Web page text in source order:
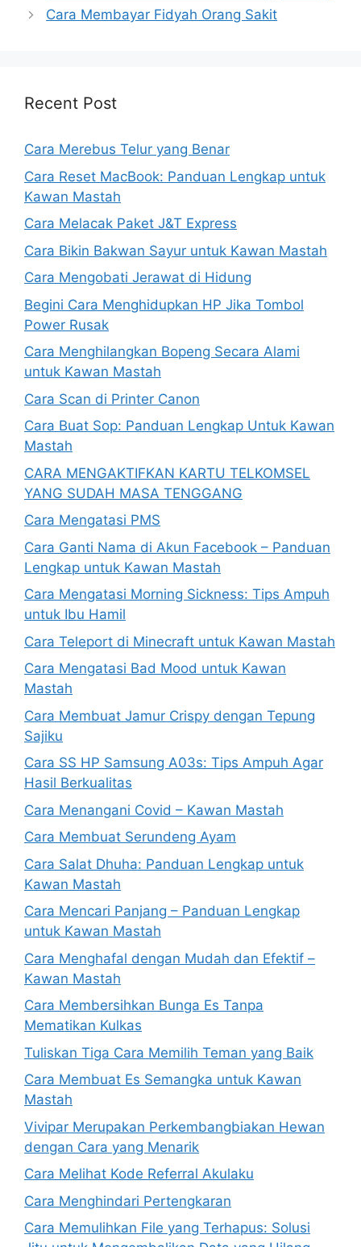
Cara Membayar Fidyah Orang Sakit
Recent Post
Cara Merebus Telur yang Benar
Cara Reset MacBook: Panduan Lengkap untuk
Kawan Mastah
Cara Melacak Paket J&T Express
Cara Bikin Bakwan Sayur untuk Kawan Mastah
Cara Mengobati Jerawat di Hidung
Begini Cara Menghidupkan HP Jika Tombol
Power Rusak
Cara Menghilangkan Bopeng Secara Alami
untuk Kawan Mastah
Cara Scan di Printer Canon
Cara Buat Sop: Panduan Lengkap Untuk Kawan
Mastah
CARA MENGAKTIFKAN KARTU TELKOMSEL
YANG SUDAH MASA TENGGANG
Cara Mengatasi PMS
Cara Ganti Nama di Akun Facebook – Panduan
Lengkap untuk Kawan Mastah
Cara Mengatasi Morning Sickness: Tips Ampuh
untuk Ibu Hamil
Cara Teleport di Minecraft untuk Kawan Mastah
Cara Mengatasi Bad Mood untuk Kawan
Mastah
Cara Membuat Jamur Crispy dengan Tepung
Sajiku
Cara SS HP Samsung A03s: Tips Ampuh Agar
Hasil Berkualitas
Cara Menangani Covid – Kawan Mastah
Cara Membuat Serundeng Ayam
Cara Salat Dhuha: Panduan Lengkap untuk
Kawan Mastah
Cara Mencari Panjang – Panduan Lengkap
untuk Kawan Mastah
Cara Menghafal dengan Mudah dan Efektif –
Kawan Mastah
Cara Membersihkan Bunga Es Tanpa
Mematikan Kulkas
Tuliskan Tiga Cara Memilih Teman yang Baik
Cara Membuat Es Semangka untuk Kawan
Mastah
Vivipar Merupakan Perkembangbiakan Hewan
dengan Cara yang Menarik
Cara Melihat Kode Referral Akulaku
Cara Menghindari Pertengkaran
Cara Memulihkan File yang Terhapus: Solusi